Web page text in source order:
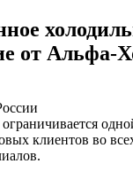
от Альфа-
клиентов во